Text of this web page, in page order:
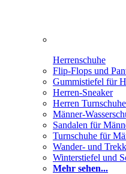
Herrenschuhe
Flip-Flops und
Gummistiefel für
Herren-Sneaker
Herren Turnschuhe
Männer-
Sandalen für
Turnschuhe für
Wander- und
Winterstiefel und
Mehr sehen...